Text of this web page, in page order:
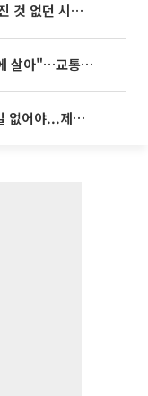
임영웅, 어느덧 데뷔 10주년⋯"가진 것 없던 시절, 내 앞엔 20명의 팬뿐"
'굿 윌 헌팅' 배우 "기아 EV2 덕분에 살아"…교통사고 후 안전성 극찬
李대통령 “청년이 결혼 망설이는 일 없어야...제도상 불이익 조사”